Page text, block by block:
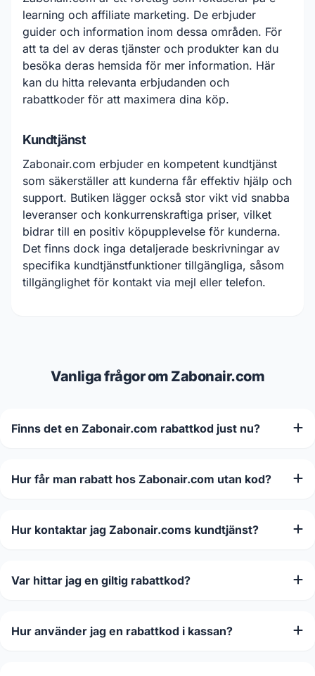
learning och affiliate marketing. De erbjuder
guider och information inom dessa områden. För
att ta del av deras tjänster och produkter kan du
besöka deras hemsida för mer information. Här
kan du hitta relevanta erbjudanden och
rabattkoder för att maximera dina köp.
Kundtjänst
Zabonair.com erbjuder en kompetent kundtjänst
som säkerställer att kunderna får effektiv hjälp och
support. Butiken lägger också stor vikt vid snabba
leveranser och konkurrenskraftiga priser, vilket
bidrar till en positiv köpupplevelse för kunderna.
Det finns dock inga detaljerade beskrivningar av
specifika kundtjänstfunktioner tillgängliga, såsom
tillgänglighet för kontakt via mejl eller telefon.
Vanliga frågor om Zabonair.com
Finns det en Zabonair.com rabattkod just nu?
Hur får man rabatt hos Zabonair.com utan kod?
Hur kontaktar jag Zabonair.coms kundtjänst?
Var hittar jag en giltig rabattkod?
Hur använder jag en rabattkod i kassan?